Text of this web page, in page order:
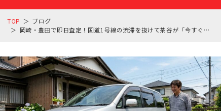
TOP
ブログ
岡崎・豊田で即日査定！国道1号線の渋滞を抜けて茶谷が「今すぐ」あなたを助けに行く理由